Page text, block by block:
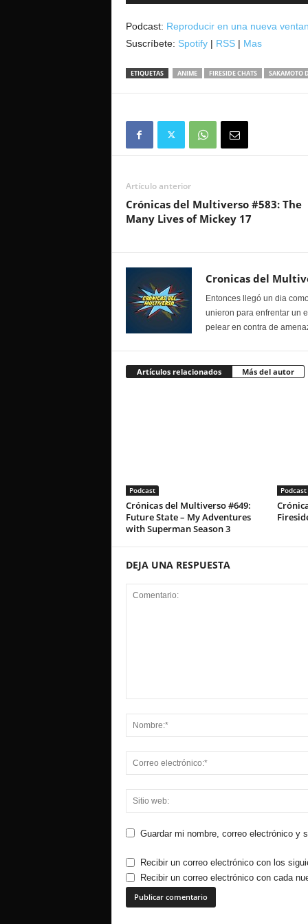
Podcast: Reproducir en una nueva
Suscríbete: Spotify| RSS| Mas
ETIQUETAS ANIME FIRESIDE CHATS SAKAMOTO
Artículo anterior
Crónicas del Multiverso #583: The
Many Lives of Mickey 17
Cronicas del
Entonces llegó un dia
unieron para enfrentar un
pelear en contra de
Artículos relacionados Más del autor
Podcast
Crónicas del Multiverso #649:
Future State – My Adventures
with Superman Season 3
Podcast
DEJA UNA RESPUESTA
Guardar mi nombre, correo electrónico y
Recibir un correo electrónico con los
Recibir un correo electrónico con cada